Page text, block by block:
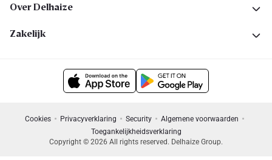
Over Delhaize
Zakelijk
Cookies Privacyverklaring Security
Algemene voorwaarden
Toegankelijkheidsverklaring
Copyright © 2026 All rights reserved. Delhaize Group.